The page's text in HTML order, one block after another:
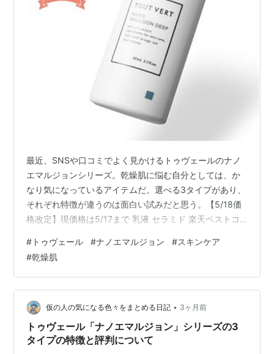
最近、SNSや口コミでよく見かけるトゥヴェールのナノ
エマルジョンシリーズ。乾燥肌に悩む自分としては、か
なり気になっているアイテムだ。選べる3タイプがあり、
それぞれ特徴が違うのは面白い試みだと思う。【5/18価
格改定】現価格は5/17まで 乳液 セラミド 楽天ベストコ
べる3タイプ トゥベール トゥヴェール ナノエマルジョン
／ナノエマルジョンプラス／ナノエマルジョンディープ
楽天で購入 今回注目したのは、ナノエマルジョン、ナノ
エマルジョンプラス、ナノエマルジョンディープの3種類
だ。どれも保湿力に定評があるらしいけれど、肌質や好
みの質感…
# トゥヴェール #ナノエマルジョン #スキンケア
#乾燥肌
仮の人の気になる色々をまとめる日記 • 3ヶ月前
トゥヴェール「ナノエマルジョン」シリーズの3
タイプの特徴と評判について